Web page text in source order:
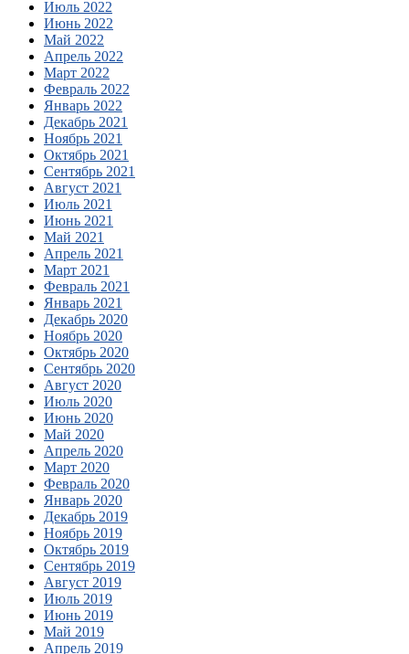
Июль 2022
Июнь 2022
Май 2022
Апрель 2022
Март 2022
Февраль 2022
Январь 2022
Декабрь 2021
Ноябрь 2021
Октябрь 2021
Сентябрь 2021
Август 2021
Июль 2021
Июнь 2021
Май 2021
Апрель 2021
Март 2021
Февраль 2021
Январь 2021
Декабрь 2020
Ноябрь 2020
Октябрь 2020
Сентябрь 2020
Август 2020
Июль 2020
Июнь 2020
Май 2020
Апрель 2020
Март 2020
Февраль 2020
Январь 2020
Декабрь 2019
Ноябрь 2019
Октябрь 2019
Сентябрь 2019
Август 2019
Июль 2019
Июнь 2019
Май 2019
Апрель 2019